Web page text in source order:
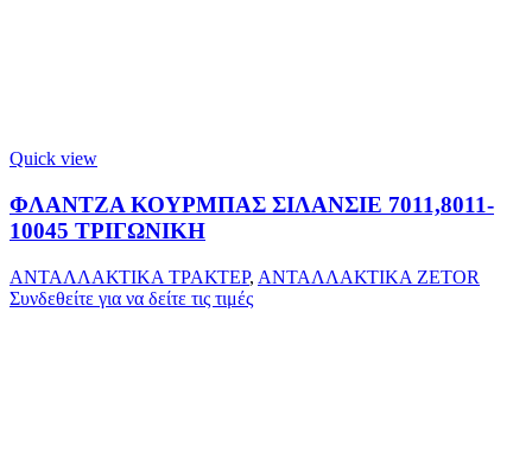
Quick view
ΦΛΑΝΤΖΑ ΚΟΥΡΜΠΑΣ ΣΙΛΑΝΣΙΕ 7011,8011-
10045 ΤΡΙΓΩΝΙΚΗ
ΑΝΤΑΛΛΑΚΤΙΚΑ ΤΡΑΚΤΕΡ, ΑΝΤΑΛΛΑΚΤΙΚΑ ZETOR
Συνδεθείτε για να δείτε τις τιμές